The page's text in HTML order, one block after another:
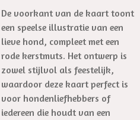
De voorkant van de kaart toont
een speelse illustratie van een
lieve hond, compleet met een
rode kerstmuts. Het ontwerp is
zowel stijlvol als feestelijk,
waardoor deze kaart perfect is
voor hondenliefhebbers of
iedereen die houdt van een